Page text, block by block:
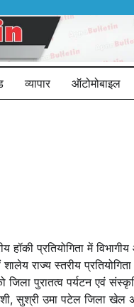
व्यापार ऑटोमोबाइल
हॉकी प्रतियोगिता में
राज्य स्तरीय प्रतियोगिता
जिला पुरातत्व पर्यटन एवं
सुश्री उमा पटेल जिला खेल